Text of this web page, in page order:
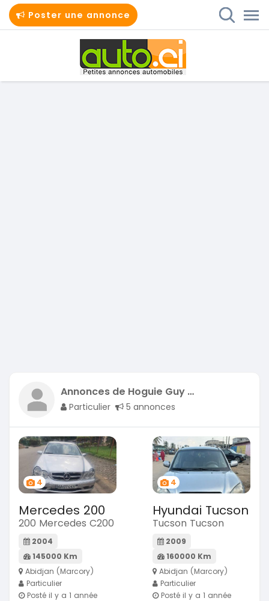
Poster une annonce
Annonces de Hoguie Guy Pacome INKPE
Particulier 5 annonces
4
Mercedes 200
200 Mercedes C200
2004
145000 Km
Abidjan (Marcory)
Particulier
Posté il y a 1 année
4
Hyundai Tucson
Tucson Tucson
2009
160000 Km
Abidjan (Marcory)
Particulier
Posté il y a 1 année